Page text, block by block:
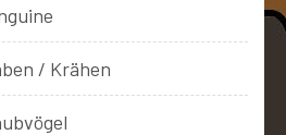
/ Krähen